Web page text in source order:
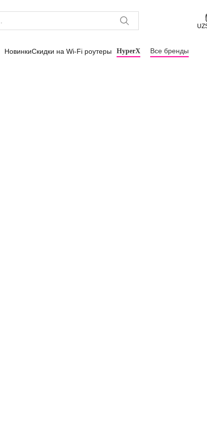
НовинкиСкидки на Wi-Fi роутеры HyperX Все бренды